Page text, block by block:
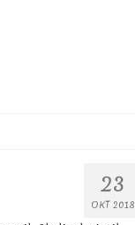
23
OKT 2018